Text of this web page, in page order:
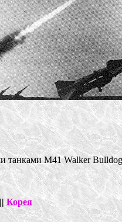
танками М41 Walker
Корея